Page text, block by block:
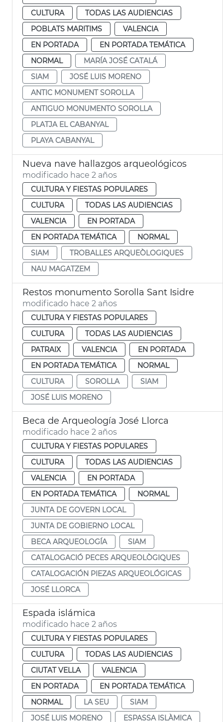
CULTURA
TODAS LAS AUDIENCIAS
POBLATS MARITIMS
VALENCIA
EN PORTADA
EN PORTADA TEMÁTICA
NORMAL
MARÍA JOSÉ CATALÁ
SIAM
JOSÉ LUIS MORENO
ANTIC MONUMENT SOROLLA
ANTIGUO MONUMENTO SOROLLA
PLATJA EL CABANYAL
PLAYA CABANYAL
Nueva nave hallazgos arqueológicos
modificado hace 2 años
CULTURA Y FIESTAS POPULARES
CULTURA
TODAS LAS AUDIENCIAS
VALENCIA
EN PORTADA
EN PORTADA TEMÁTICA
NORMAL
SIAM
TROBALLES ARQUEÒLOGIQUES
NAU MAGATZEM
Restos monumento Sorolla Sant Isidre
modificado hace 2 años
CULTURA Y FIESTAS POPULARES
CULTURA
TODAS LAS AUDIENCIAS
PATRAIX
VALENCIA
EN PORTADA
EN PORTADA TEMÁTICA
NORMAL
CULTURA
SOROLLA
SIAM
JOSÉ LUIS MORENO
Beca de Arqueología José Llorca
modificado hace 2 años
CULTURA Y FIESTAS POPULARES
CULTURA
TODAS LAS AUDIENCIAS
VALENCIA
EN PORTADA
EN PORTADA TEMÁTICA
NORMAL
JUNTA DE GOVERN LOCAL
JUNTA DE GOBIERNO LOCAL
BECA ARQUEOLOGÍA
SIAM
CATALOGACIÓ PECES ARQUEOLÒGIQUES
CATALOGACIÓN PIEZAS ARQUEOLÓGICAS
JOSÉ LLORCA
Espada islámica
modificado hace 2 años
CULTURA Y FIESTAS POPULARES
CULTURA
TODAS LAS AUDIENCIAS
CIUTAT VELLA
VALENCIA
EN PORTADA
EN PORTADA TEMÁTICA
NORMAL
LA SEU
SIAM
JOSÉ LUIS MORENO
ESPASSA ISLÀMICA